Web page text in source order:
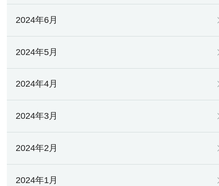
2024年6月
2024年5月
2024年4月
2024年3月
2024年2月
2024年1月